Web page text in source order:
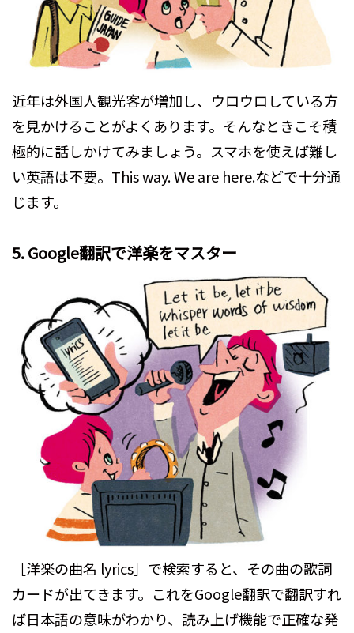
近年は外国人観光客が増加し、ウロウロしている方
を見かけることがよくあります。そんなときこそ積
極的に話しかけてみましょう。スマホを使えば難し
い英語は不要。This way. We are here.などで十分通
じます。
5. Google翻訳で洋楽をマスター
［洋楽の曲名 lyrics］で検索すると、その曲の歌詞
カードが出てきます。これをGoogle翻訳で翻訳すれ
ば日本語の意味がわかり、読み上げ機能で正確な発